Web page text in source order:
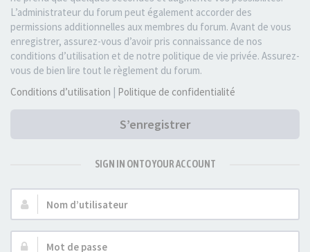
L’administrateur du forum peut également accorder des
permissions additionnelles aux membres du forum. Avant de vous
enregistrer, assurez-vous d’avoir pris connaissance de nos
conditions d’utilisation et de notre politique de vie privée. Assurez-
vous de bien lire tout le règlement du forum.
Conditions d’utilisation | Politique de confidentialité
S’enregistrer
SIGN IN ONTO YOUR ACCOUNT
Nom
d’utilisateur :
Mot